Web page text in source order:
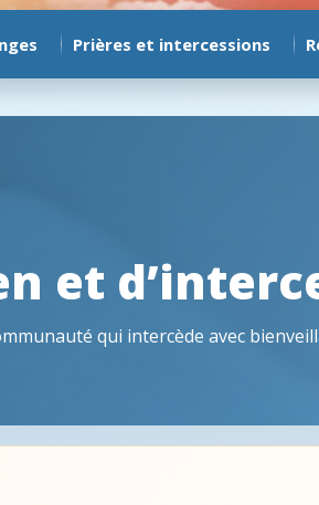
Prières et intercessions
et
qui intercède avec